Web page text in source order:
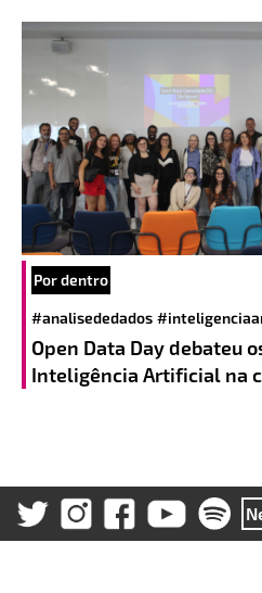
Por dentro
#analisededados
Open Data Day debateu
Inteligência Artificial na